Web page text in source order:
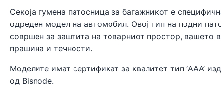
Секоја гумена патосница за багажникот е
одреден модел на автомобил. Овој тип на подни
совршен за заштита на товарниот простор, вашето
прашина и течности.
Моделите имат сертификат за квалитет тип ‘AAA’
од Bisnode.